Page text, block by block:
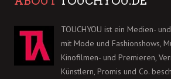
TOUCHYOU ist ein Medien-
mit Mode und Fashionshows,
Kinofilmen- und Premieren,
Künstlern, Promis und Co.